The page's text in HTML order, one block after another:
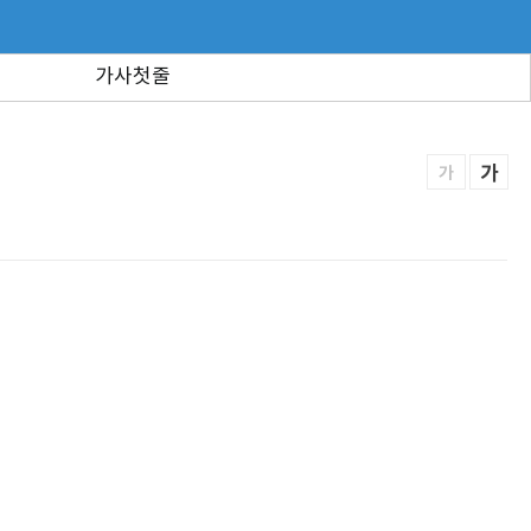
가사첫줄
가 가